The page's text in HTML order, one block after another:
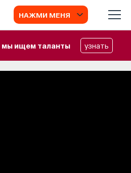
НАЖМИ МЕНЯ
мы ищем таланты узнать
СОБЫТИЯ